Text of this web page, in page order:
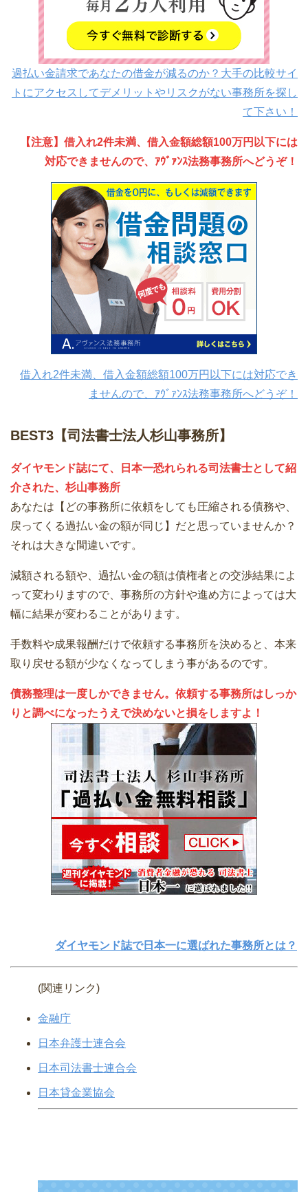
過払い金請求であなたの借金が減るのか？大手の比較サイ
トにアクセスしてデメリットやリスクがない事務所を探し
て下さい！
【注意】借入れ2件未満、借入金額総額100万円以下には
対応できませんので、ｱｳﾞｧﾝｽ法務事務所へどうぞ！
借入れ2件未満、借入金額総額100万円以下には対応でき
ませんので、ｱｳﾞｧﾝｽ法務事務所へどうぞ！
BEST3【司法書士法人杉山事務所】
ダイヤモンド誌にて、日本一恐れられる司法書士として紹
介された、杉山事務所
あなたは【どの事務所に依頼をしても圧縮される債務や、
戻ってくる過払い金の額が同じ】だと思っていませんか？
それは大きな間違いです。
減額される額や、過払い金の額は債権者との交渉結果によ
って変わりますので、事務所の方針や進め方によっては大
幅に結果が変わることがあります。
手数料や成果報酬だけで依頼する事務所を決めると、本来
取り戻せる額が少なくなってしまう事があるのです。
債務整理は一度しかできません。依頼する事務所はしっか
りと調べになったうえで決めないと損をしますよ！
ダイヤモンド誌で日本一に選ばれた事務所とは？
(関連リンク)
金融庁
日本弁護士連合会
日本司法書士連合会
日本貸金業協会